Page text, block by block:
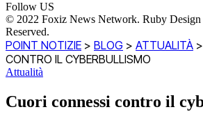
Follow US
© 2022 Foxiz News Network. Ruby
Reserved.
POINT NOTIZIE > BLOG > ATTUALITÀ >
CONTRO IL CYBERBULLISMO
Attualità
Cuori connessi contro il